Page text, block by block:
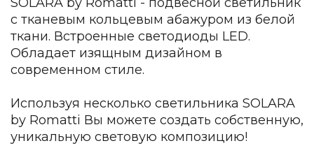
Детская мебель
Уличная и садовая мебель
Фитнес и wellness-оборудование
Коллекции
ROOM — Modern
ARTOPIA — Mid-Century
DAYZ — Ethno
Все коллекции мебели
с тканевым кольцевым абажуром из белой
ткани. Встроенные светодиоды LED.
Обладает изящным дизайном в
современном стиле.
Используя несколько светильника SOLARA
by Romatti Вы можете создать собственную,
уникальную световую композицию!